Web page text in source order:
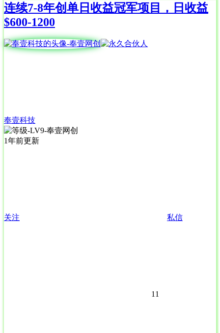
连续7-8年创单日收益冠军项目，日收益
$600-1200
奉壹科技
1年前更新
关注 私信
11